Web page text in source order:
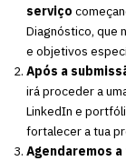
serviço
Diagnóstico, que
e objetivos
Após a
irá proceder a
LinkedIn e
fortalecer a tua
Agendaremos